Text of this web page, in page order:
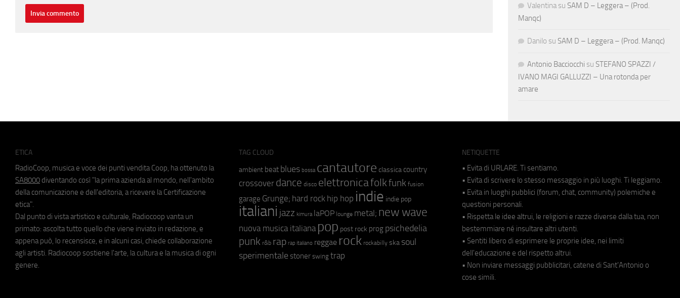
Valentina su SAM D – Leggera – (Prod.
Manqc)
Danilo su SAM D – Leggera – (Prod. Manqc)
Antonio Bacciocchi su STEFANO SPAZZI /
IVANO MAGI GALLUZZI – Una rotonda per
amare
ETICA
RadioCoop, musica e voce dei punti vendita Coop, ha ottenuto la
SA8000 diventando così "la prima azienda al mondo, nell'ambito
della comunicazione e dell'editoria, a ricevere la Certificazione
etica".
Dal punto di vista artistico e culturale, Radiocoop vanta un
primato: ascolta tutto quello che viene inviato in redazione, e
appena può, lo recensisce, e in alcuni casi, chiede collaborazione
agli artisti. Radiocoop sostiene l'arte, la cultura e la musica di ogni
genere.
TAG CLOUD
ambient beat blues bossa cantautore classica country
crossover dance disco elettronicafolkfunk fusion
garage Grunge; hard rock hip hop indie indie pop
italiani jazz kimura laPOP lounge metal; new wave
nuova musica italiana pop post rock prog psichedelia
punk r&b rap rap italiano reggae rock rockabilly ska soul
sperimentale stoner swing trap
NETIQUETTE
• Evita di URLARE. Ti sentiamo.
• Evita di scrivere lo stesso messaggio in più luoghi. Ti leggiamo.
• Evita in luoghi pubblici (forum, chat, community) polemiche e
questioni personali.
• Rispetta le idee altrui, le religioni e razze diverse dalla tua, non
bestemmiare né insultare altri utenti.
• Sentiti libero di esprimere le proprie idee, nei limiti
dell'educazione e del rispetto altrui.
• Non inviare messaggi pubblicitari, catene di Sant'Antonio o
cose simili.